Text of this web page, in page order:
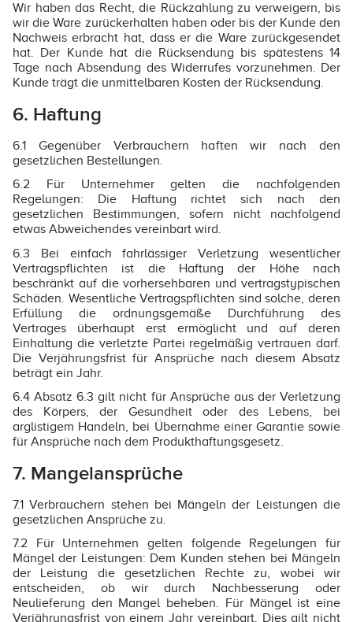
Wir haben das Recht, die Rückzahlung zu verweigern, bis
wir die Ware zurückerhalten haben oder bis der Kunde den
Nachweis erbracht hat, dass er die Ware zurückgesendet
hat. Der Kunde hat die Rücksendung bis spätestens 14
Tage nach Absendung des Widerrufes vorzunehmen. Der
Kunde trägt die unmittelbaren Kosten der Rücksendung.
6. Haftung
6.1 Gegenüber Verbrauchern haften wir nach den
gesetzlichen Bestellungen.
6.2 Für Unternehmer gelten die nachfolgenden
Regelungen: Die Haftung richtet sich nach den
gesetzlichen Bestimmungen, sofern nicht nachfolgend
etwas Abweichendes vereinbart wird.
6.3 Bei einfach fahrlässiger Verletzung wesentlicher
Vertragspflichten ist die Haftung der Höhe nach
beschränkt auf die vorhersehbaren und vertragstypischen
Schäden. Wesentliche Vertragspflichten sind solche, deren
Erfüllung die ordnungsgemäße Durchführung des
Vertrages überhaupt erst ermöglicht und auf deren
Einhaltung die verletzte Partei regelmäßig vertrauen darf.
Die Verjährungsfrist für Ansprüche nach diesem Absatz
beträgt ein Jahr.
6.4 Absatz 6.3 gilt nicht für Ansprüche aus der Verletzung
des Körpers, der Gesundheit oder des Lebens, bei
arglistigem Handeln, bei Übernahme einer Garantie sowie
für Ansprüche nach dem Produkthaftungsgesetz.
7. Mangelansprüche
7.1 Verbrauchern stehen bei Mängeln der Leistungen die
gesetzlichen Ansprüche zu.
7.2 Für Unternehmen gelten folgende Regelungen für
Mängel der Leistungen: Dem Kunden stehen bei Mängeln
der Leistung die gesetzlichen Rechte zu, wobei wir
entscheiden, ob wir durch Nachbesserung oder
Neulieferung den Mangel beheben. Für Mängel ist eine
Verjährungsfrist von einem Jahr vereinbart. Dies gilt nicht